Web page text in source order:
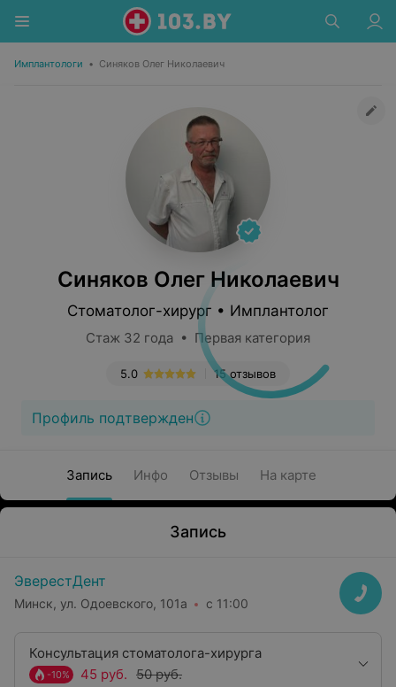
Имплантологи • Синяков Олег Николаевич
Синяков Олег Николаевич
Стоматолог-хирург • Имплантолог
Стаж 32 года • Первая категория
15 отзывов
5.0
Профиль подтвержден
Запись Инфо Отзывы На карте
Запись
ЭверестДент
Минск, ул. Одоевского, 101а с 11:00
Консультация стоматолога-хирурга
-10% 45 руб. 50 руб.